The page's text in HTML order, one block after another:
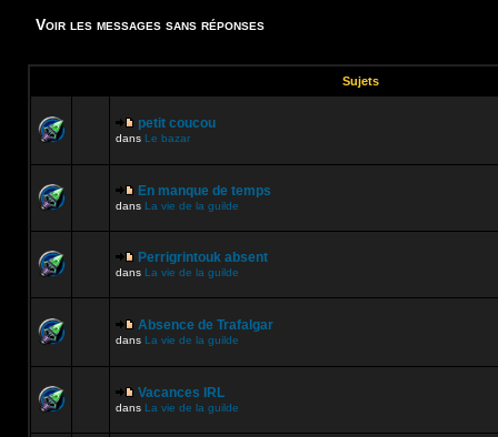
Voir les messages sans réponses
Sujets
petit coucou
dans Le bazar
En manque de temps
dans La vie de la guilde
Perrigrintouk absent
dans La vie de la guilde
Absence de Trafalgar
dans La vie de la guilde
Vacances IRL
dans La vie de la guilde